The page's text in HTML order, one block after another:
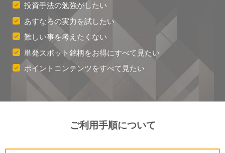
投資手法の勉強がしたい
あすなろの実力を試したい
難しい事を考えたくない
単発スポット銘柄をお得にすべて見たい
ポイントコンテンツをすべて見たい
ご利用手順について